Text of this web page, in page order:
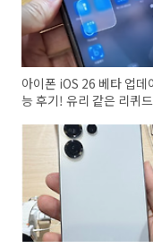
아이폰 iOS 26 베타 업데
능 후기! 유리 같은 리퀴